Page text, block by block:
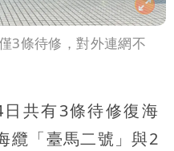
3條待修，對外連網不
共有3條待修復海
纜「臺馬二號」與2